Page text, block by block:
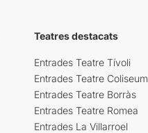
Teatres destacats
Entrades Teatre Tívoli
Entrades Teatre Coliseum
Entrades Teatre Borràs
Entrades Teatre Romea
Entrades La Villarroel